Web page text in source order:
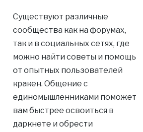
Существуют различные
сообщества как на форумах,
так и в социальных сетях, где
можно найти советы и помощь
от опытных пользователей
кракен. Общение с
единомышленниками поможет
вам быстрее освоиться в
даркнете и обрести